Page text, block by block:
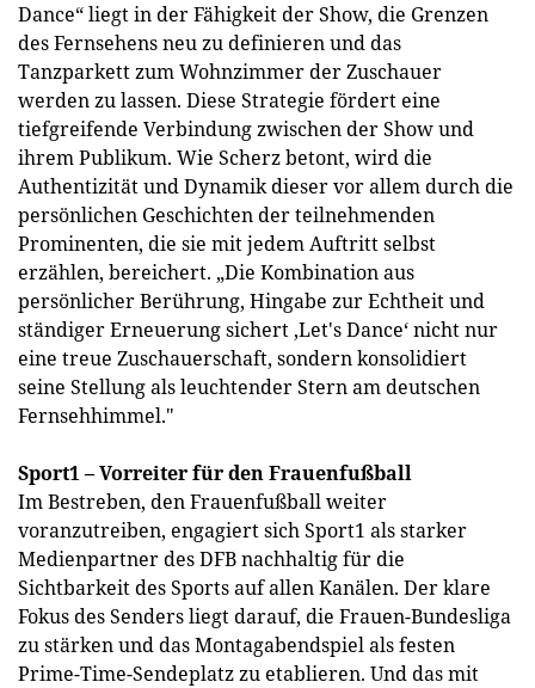
Dance“ liegt in der Fähigkeit der Show, die Grenzen
des Fernsehens neu zu definieren und das
Tanzparkett zum Wohnzimmer der Zuschauer
werden zu lassen. Diese Strategie fördert eine
tiefgreifende Verbindung zwischen der Show und
ihrem Publikum. Wie Scherz betont, wird die
Authentizität und Dynamik dieser vor allem durch die
persönlichen Geschichten der teilnehmenden
Prominenten, die sie mit jedem Auftritt selbst
erzählen, bereichert. „Die Kombination aus
persönlicher Berührung, Hingabe zur Echtheit und
ständiger Erneuerung sichert ‚Let's Dance‘ nicht nur
eine treue Zuschauerschaft, sondern konsolidiert
seine Stellung als leuchtender Stern am deutschen
Fernsehhimmel."
Sport1 – Vorreiter für den Frauenfußball
Im Bestreben, den Frauenfußball weiter
voranzutreiben, engagiert sich Sport1 als starker
Medienpartner des DFB nachhaltig für die
Sichtbarkeit des Sports auf allen Kanälen. Der klare
Fokus des Senders liegt darauf, die Frauen-Bundesliga
zu stärken und das Montagabendspiel als festen
Prime-Time-Sendeplatz zu etablieren. Und das mit